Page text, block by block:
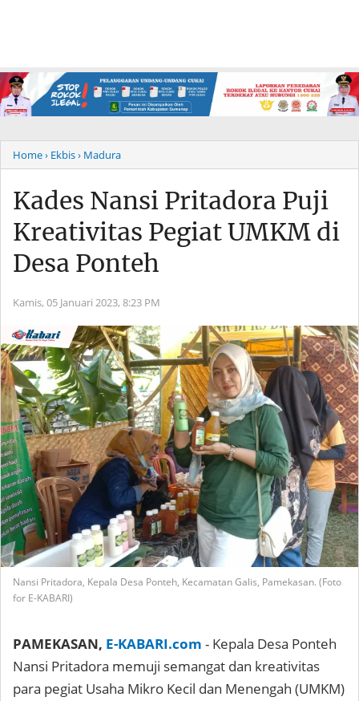
Home› Ekbis› Madura
Kades Nansi Pritadora Puji
Kreativitas Pegiat UMKM di
Desa Ponteh
Kamis, 05 Januari 2023, 8:23 PM
Nansi Pritadora, Kepala Desa Ponteh, Kecamatan Galis, Pamekasan. (Foto
for E-KABARI)
PAMEKASAN, E-KABARI.com - Kepala Desa Ponteh
Nansi Pritadora memuji semangat dan kreativitas
para pegiat Usaha Mikro Kecil dan Menengah (UMKM)